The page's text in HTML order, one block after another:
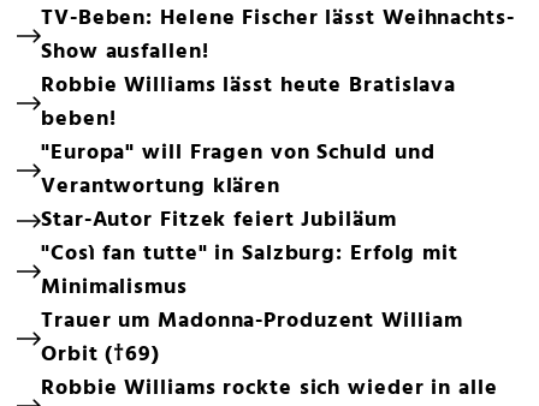
TV-Beben: Helene Fischer lässt Weihnachts-
Show ausfallen!
Robbie Williams lässt heute Bratislava
beben!
"Europa" will Fragen von Schuld und
Verantwortung klären
Star-Autor Fitzek feiert Jubiläum
"Così fan tutte" in Salzburg: Erfolg mit
Minimalismus
Trauer um Madonna-Produzent William
Orbit (†69)
Robbie Williams rockte sich wieder in alle